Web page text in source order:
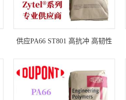
供应PA66 ST801 高抗冲 高韧性